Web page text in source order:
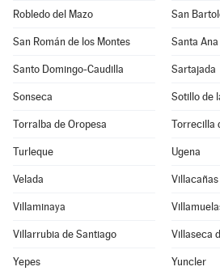
Robledo del Mazo San
San Román de los Montes Santa
Santo Domingo-Caudilla Sartajada
Sonseca Sotillo de
Torralba de Oropesa Torrecilla
Turleque Ugena
Velada Villacañas
Villaminaya
Villarrubia de Santiago Villaseca
Yepes Yuncler